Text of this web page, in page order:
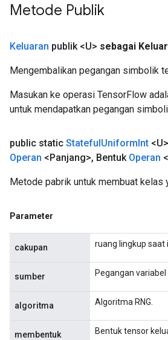
Metode Publik
Keluaran publik <U> sebagai
Mengembalikan pegangan simbolik
Masukan ke operasi TensorFlow
untuk mendapatkan pegangan
public static StatefulUniformInt <U>
Operan <Panjang>, Bentuk Operan
Metode pabrik untuk membuat
Parameter
cakupan ruang lingkup saat
sumber Pegangan
algoritma Algoritma RNG.
membentuk Bentuk tensor